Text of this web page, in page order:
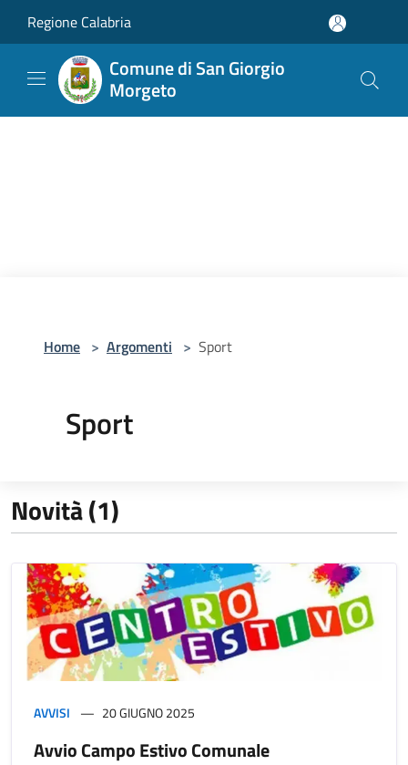
Regione Calabria
Comune di San Giorgio
Morgeto
Home > Argomenti > Sport
Sport
Novità (1)
AVVISI 20 GIUGNO 2025
Avvio Campo Estivo Comunale